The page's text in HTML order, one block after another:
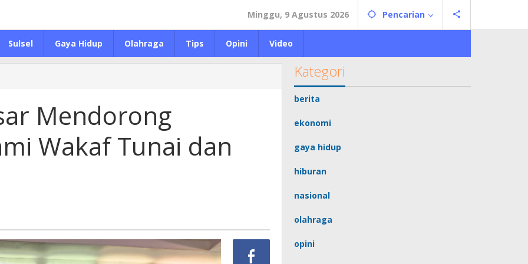
Minggu, 9 Agustus 2026 Pencarian
Sulsel Gaya Hidup Olahraga Tips Opini Video
Mendorong
Wakaf Tunai dan
Kategori
berita
ekonomi
gaya hidup
hiburan
nasional
olahraga
opini